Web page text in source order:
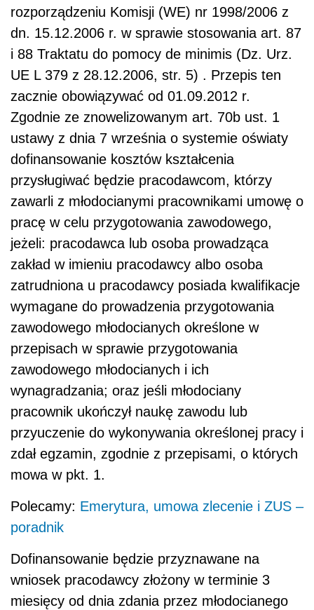
rozporządzeniu Komisji (WE) nr 1998/2006 z
dn. 15.12.2006 r. w sprawie stosowania art. 87
i 88 Traktatu do pomocy de minimis (Dz. Urz.
UE L 379 z 28.12.2006, str. 5) . Przepis ten
zacznie obowiązywać od 01.09.2012 r.
Zgodnie ze znowelizowanym art. 70b ust. 1
ustawy z dnia 7 września o systemie oświaty
dofinansowanie kosztów kształcenia
przysługiwać będzie pracodawcom, którzy
zawarli z młodocianymi pracownikami umowę o
pracę w celu przygotowania zawodowego,
jeżeli: pracodawca lub osoba prowadząca
zakład w imieniu pracodawcy albo osoba
zatrudniona u pracodawcy posiada kwalifikacje
wymagane do prowadzenia przygotowania
zawodowego młodocianych określone w
przepisach w sprawie przygotowania
zawodowego młodocianych i ich
wynagradzania; oraz jeśli młodociany
pracownik ukończył naukę zawodu lub
przyuczenie do wykonywania określonej pracy i
zdał egzamin, zgodnie z przepisami, o których
mowa w pkt. 1.
Polecamy: Emerytura, umowa zlecenie i ZUS –
poradnik
Dofinansowanie będzie przyznawane na
wniosek pracodawcy złożony w terminie 3
miesięcy od dnia zdania przez młodocianego